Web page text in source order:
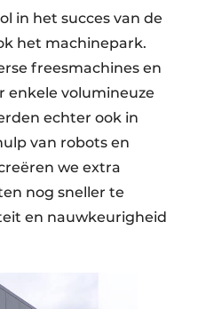
in het succes van de
het machinepark.
freesmachines en
enkele volumineuze
echter ook in
van robots en
we extra
nog sneller te
en nauwkeurigheid